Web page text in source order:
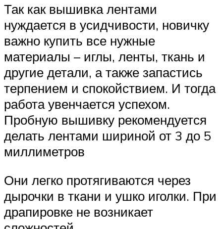
Так как вышивка лентами
нуждается в усидчивости, новичку
важно купить все нужные
материалы – иглы, ленты, ткань и
другие детали, а также запастись
терпением и спокойствием. И тогда
работа увенчается успехом.
Пробную вышивку рекомендуется
делать лентами шириной от 3 до 5
миллиметров
Они легко протягиваются через
дырочки в ткани и ушко иголки. При
драпировке не возникает